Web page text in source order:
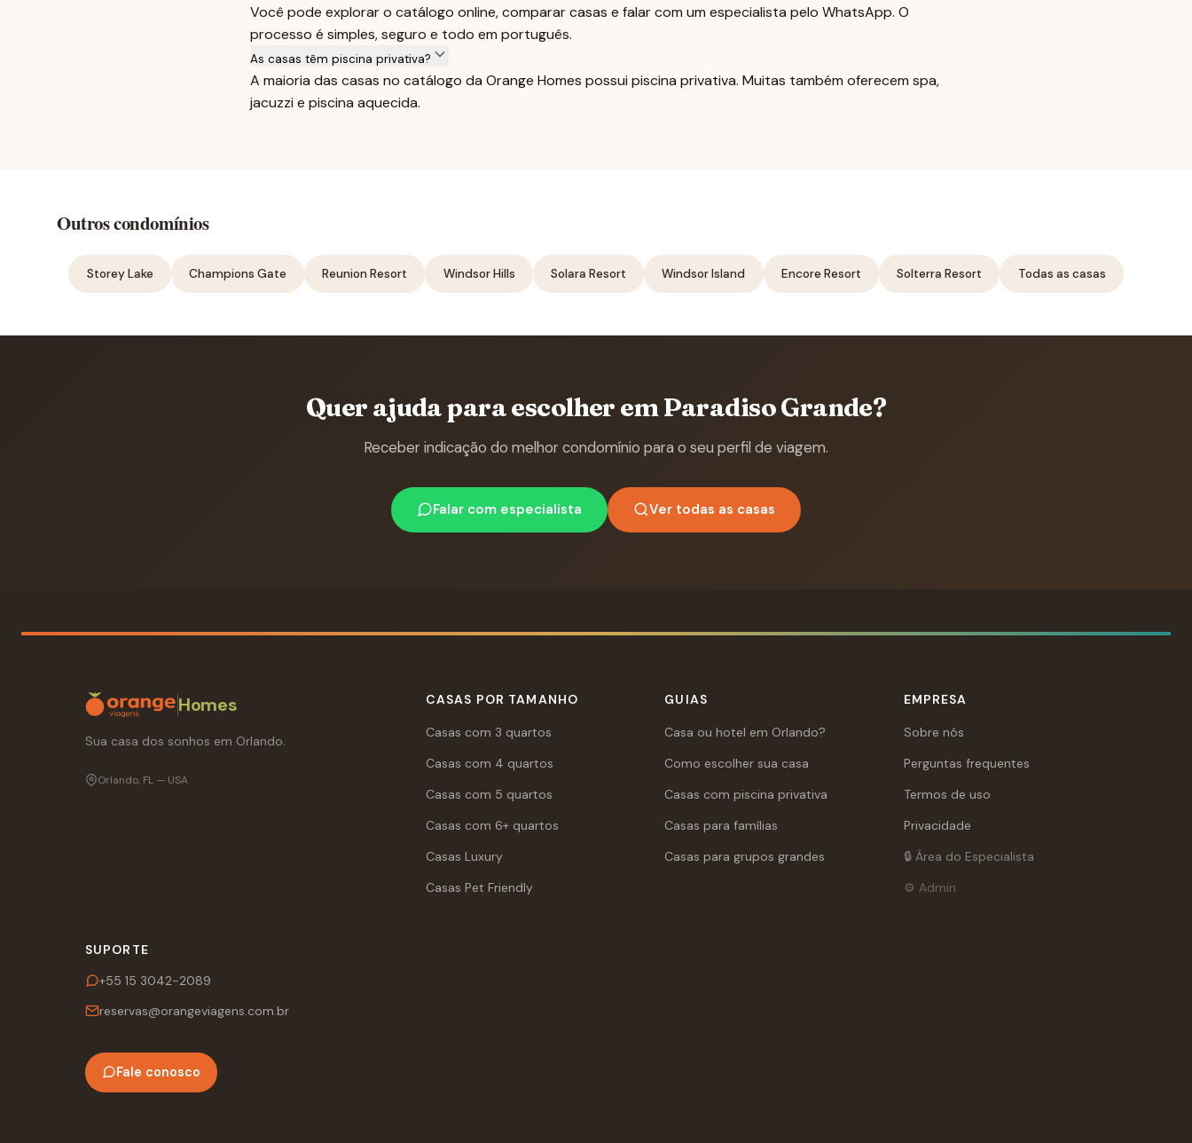
Você pode explorar o catálogo online, comparar casas e falar com um especialista pelo WhatsApp. O
processo é simples, seguro e todo em português.
As casas têm piscina privativa?
A maioria das casas no catálogo da Orange Homes possui piscina privativa. Muitas também oferecem spa,
jacuzzi e piscina aquecida.
Outros condomínios
Storey Lake Champions Gate Reunion Resort Windsor Hills Solara Resort Windsor Island Encore Resort Solterra Resort Todas as casas
Quer ajuda para escolher em Paradiso Grande?
Receber indicação do melhor condomínio para o seu perfil de viagem.
Falar com especialista Ver todas as casas
Homes
Sua casa dos sonhos em Orlando.
Orlando, FL — USA
CASAS POR TAMANHO
Casas com 3 quartos
Casas com 4 quartos
Casas com 5 quartos
Casas com 6+ quartos
Casas Luxury
Casas Pet Friendly
GUIAS
Casa ou hotel em Orlando?
Como escolher sua casa
Casas com piscina privativa
Casas para famílias
Casas para grupos grandes
EMPRESA
Sobre nós
Perguntas frequentes
Termos de uso
Privacidade
🔒 Área do Especialista
⚙️ Admin
SUPORTE
+55 15 3042-2089
reservas@orangeviagens.com.br
Fale conosco